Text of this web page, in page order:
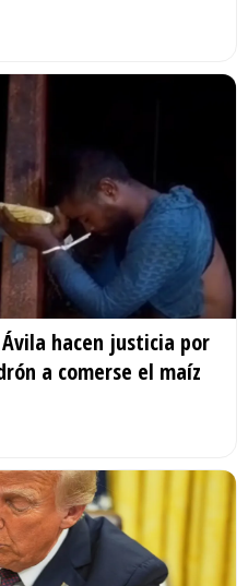
hacen justicia por
a comerse el maíz